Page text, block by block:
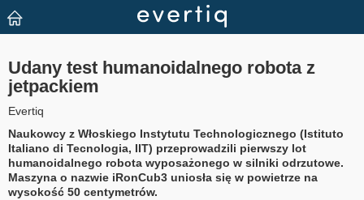
Udany test humanoidalnego robota z
jetpackiem
Evertiq
Naukowcy z Włoskiego Instytutu Technologicznego (Istituto
Italiano di Tecnologia, IIT) przeprowadzili pierwszy lot
humanoidalnego robota wyposażonego w silniki odrzutowe.
Maszyna o nazwie iRonCub3 uniosła się w powietrze na
wysokość 50 centymetrów.